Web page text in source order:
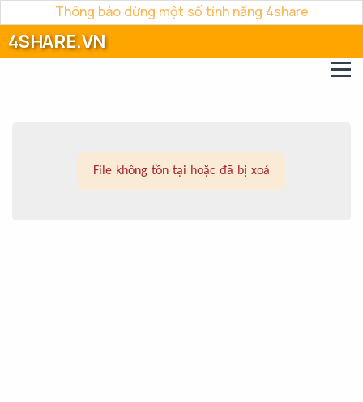
Thông báo dừng một số tính năng 4share
4SHARE.VN
File không tồn tại hoặc đã bị xoá